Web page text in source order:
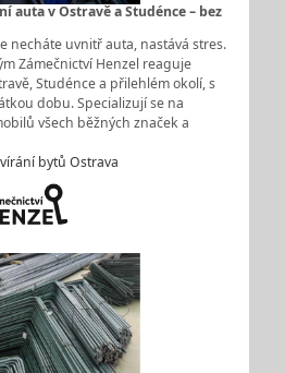
auta v Ostravě a Studénce – bez
necháte uvnitř auta, nastává stres.
Zámečnictví Henzel reaguje
Studénce a přilehlém okolí, s
dobu. Specializují se na
všech běžných značek a
bytů Ostrava